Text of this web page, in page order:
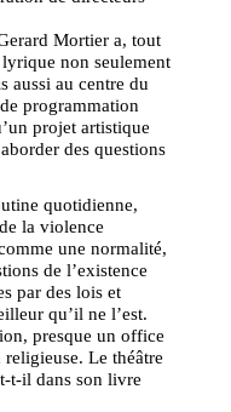
Mortier a, tout
non seulement
aussi au centre du
programmation
projet artistique
des questions
quotidienne,
la violence
une normalité,
de l’existence
par des lois et
qu’il ne l’est.
presque un office
religieuse. Le théâtre
t-il dans son livre